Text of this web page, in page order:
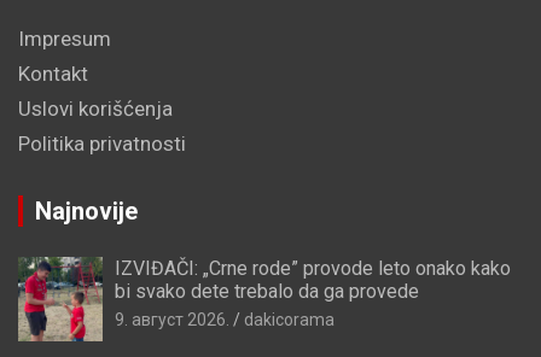
Impresum
Kontakt
Uslovi korišćenja
Politika privatnosti
Najnovije
IZVIĐAČI: „Crne rode” provode leto onako kako
bi svako dete trebalo da ga provede
9. август 2026. dakicorama